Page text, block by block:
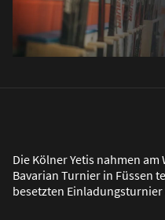
Die Kölner Yetis nahmen am
Bavarian Turnier in Füssen
besetzten